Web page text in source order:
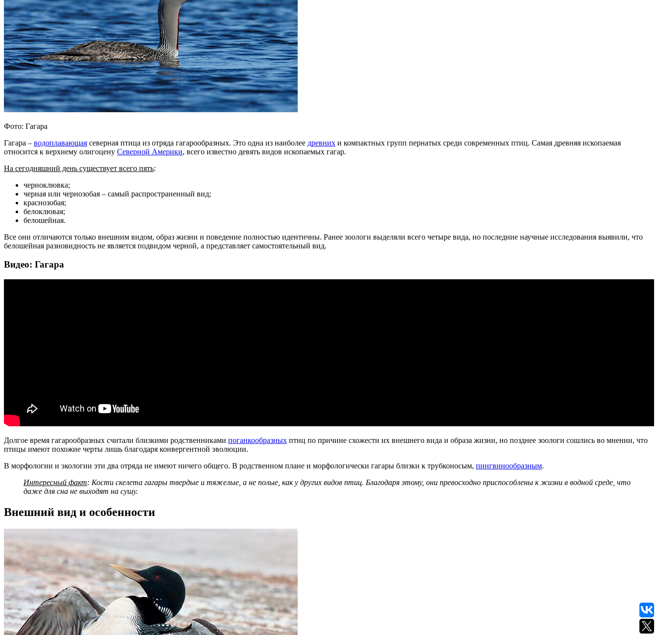
Фото: Гагара
Гагара – водоплавающая северная птица из отряда гагарообразных. Это одна из наиболее древних и компактных групп пернатых среди современных птиц. Самая древняя ископаемая
относится к верхнему олигоцену Северной Америки, всего известно девять видов ископаемых гагар.
На сегодняшний день существует всего пять:
черноклювка;
черная или чернозобая – самый распространенный вид;
краснозобая;
белоклювая;
белошейная.
Все они отличаются только внешним видом, образ жизни и поведение полностью идентичны. Ранее зоологи выделяли всего четыре вида, но последние научные исследования выявили, что
белошейная разновидность не является подвидом черной, а представляет самостоятельный вид.
Видео: Гагара
Долгое время гагарообразных считали близкими родственниками поганкообразных птиц по причине схожести их внешнего вида и образа жизни, но позднее зоологи сошлись во мнении, что
птицы имеют похожие черты лишь благодаря конвергентной эволюции.
В морфологии и экологии эти два отряда не имеют ничего общего. В родственном плане и морфологически гагары близки к трубконосым, пингвинообразным.
Интересный факт: Кости скелета гагары твердые и тяжелые, а не полые, как у других видов птиц. Благодаря этому, они превосходно приспособлены к жизни в водной среде, что
даже для сна не выходят на сушу.
Внешний вид и особенности